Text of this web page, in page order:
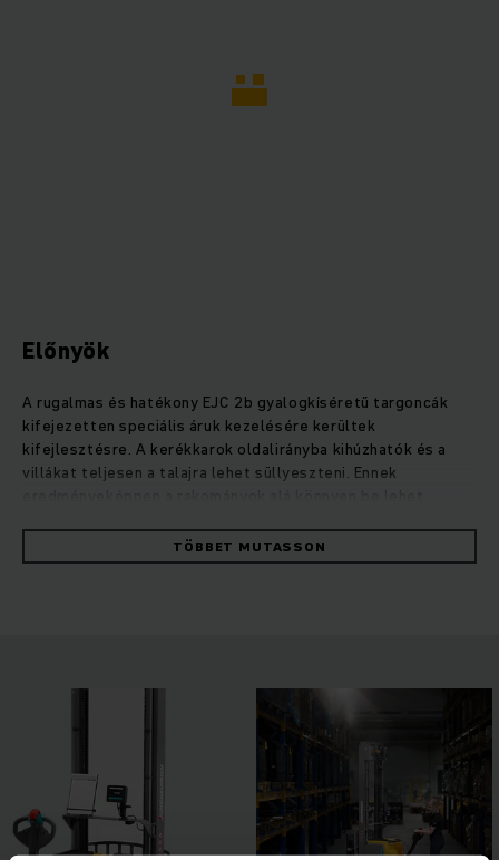
Előnyök
A rugalmas és hatékony EJC 2b gyalogkíséretű targoncák
kifejezetten speciális áruk kezelésére kerültek
kifejlesztésre. A kerékkarok oldalirányba kihúzhatók és a
villákat teljesen a talajra lehet süllyeszteni. Ennek
az operationCONTROL asszisztensrendszerünk figyelmeztet
a maradvány teherbírás kapacitás túllépésére, a
hatékony napi munkavégzést biztosít. Az emelőmotor nagy
hidraulikával kombinálva – rendkívül lágy és pontos rakodást
tesz lehetővé. Így az emelőmotor is segíti a könnyű és
biztonságos munkavégzést.
TÖBBET MUTASSON